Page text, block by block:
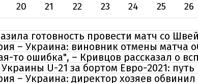
20 21 22 23 24 25 26
готовность провести матч со
– Украина: виновник отмены матча
то ошибка", – Кривцов рассказал о
U-21 за бортом Евро-2021:
– Украина: директор хозяев